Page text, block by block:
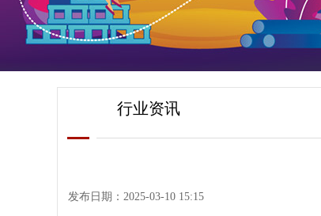
行业资讯
发布日期： 2025-03-10 15:15